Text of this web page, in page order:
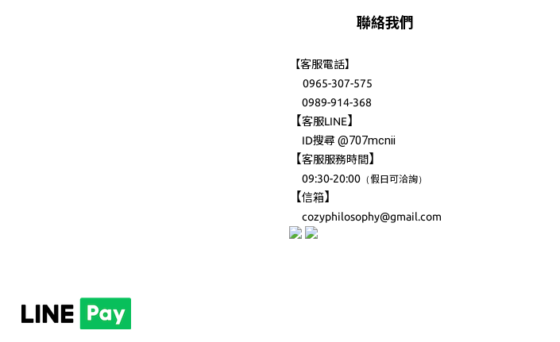
聯絡我們
【客服電話】
0965-307-575
0989-914-368
【客服LINE】
ID搜尋@707mcnii
【客服服務時間 】
09:30-20:00 （假日可洽詢）
【信箱】
cozyphilosophy@gmail.com